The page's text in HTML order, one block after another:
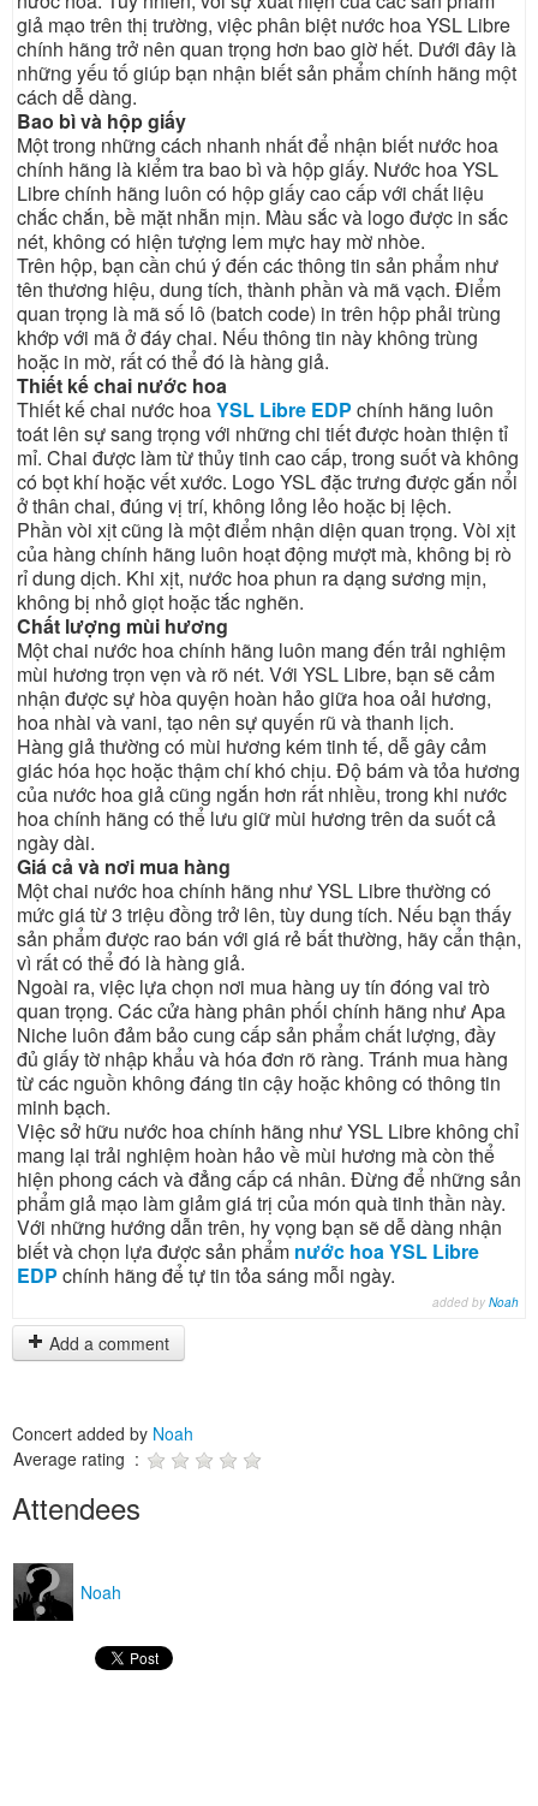
giả mạo trên thị trường, việc phân biệt nước hoa YSL Libre
chính hãng trở nên quan trọng hơn bao giờ hết. Dưới đây là
những yếu tố giúp bạn nhận biết sản phẩm chính hãng một
cách dễ dàng.
Bao bì và hộp giấy
Một trong những cách nhanh nhất để nhận biết nước hoa
chính hãng là kiểm tra bao bì và hộp giấy. Nước hoa YSL
Libre chính hãng luôn có hộp giấy cao cấp với chất liệu
chắc chắn, bề mặt nhẵn mịn. Màu sắc và logo được in sắc
nét, không có hiện tượng lem mực hay mờ nhòe.
Trên hộp, bạn cần chú ý đến các thông tin sản phẩm như
tên thương hiệu, dung tích, thành phần và mã vạch. Điểm
quan trọng là mã số lô (batch code) in trên hộp phải trùng
khớp với mã ở đáy chai. Nếu thông tin này không trùng
hoặc in mờ, rất có thể đó là hàng giả.
Thiết kế chai nước hoa
Thiết kế chai nước hoaYSL Libre EDP chính hãng luôn
toát lên sự sang trọng với những chi tiết được hoàn thiện tỉ
mỉ. Chai được làm từ thủy tinh cao cấp, trong suốt và không
có bọt khí hoặc vết xước. Logo YSL đặc trưng được gắn nổi
ở thân chai, đúng vị trí, không lỏng lẻo hoặc bị lệch.
Phần vòi xịt cũng là một điểm nhận diện quan trọng. Vòi xịt
của hàng chính hãng luôn hoạt động mượt mà, không bị rò
rỉ dung dịch. Khi xịt, nước hoa phun ra dạng sương mịn,
không bị nhỏ giọt hoặc tắc nghẽn.
Chất lượng mùi hương
Một chai nước hoa chính hãng luôn mang đến trải nghiệm
mùi hương trọn vẹn và rõ nét. Với YSL Libre, bạn sẽ cảm
nhận được sự hòa quyện hoàn hảo giữa hoa oải hương,
hoa nhài và vani, tạo nên sự quyến rũ và thanh lịch.
Hàng giả thường có mùi hương kém tinh tế, dễ gây cảm
giác hóa học hoặc thậm chí khó chịu. Độ bám và tỏa hương
của nước hoa giả cũng ngắn hơn rất nhiều, trong khi nước
hoa chính hãng có thể lưu giữ mùi hương trên da suốt cả
ngày dài.
Giá cả và nơi mua hàng
Một chai nước hoa chính hãng như YSL Libre thường có
mức giá từ 3 triệu đồng trở lên, tùy dung tích. Nếu bạn thấy
sản phẩm được rao bán với giá rẻ bất thường, hãy cẩn thận,
vì rất có thể đó là hàng giả.
Ngoài ra, việc lựa chọn nơi mua hàng uy tín đóng vai trò
quan trọng. Các cửa hàng phân phối chính hãng như Apa
Niche luôn đảm bảo cung cấp sản phẩm chất lượng, đầy
đủ giấy tờ nhập khẩu và hóa đơn rõ ràng. Tránh mua hàng
từ các nguồn không đáng tin cậy hoặc không có thông tin
minh bạch.
Việc sở hữu nước hoa chính hãng như YSL Libre không chỉ
mang lại trải nghiệm hoàn hảo về mùi hương mà còn thể
hiện phong cách và đẳng cấp cá nhân. Đừng để những sản
phẩm giả mạo làm giảm giá trị của món quà tinh thần này.
Với những hướng dẫn trên, hy vọng bạn sẽ dễ dàng nhận
biết và chọn lựa được sản phẩm nước hoa YSL Libre
EDP chính hãng để tự tin tỏa sáng mỗi ngày.
added by Noah
Add a comment
Concert added by Noah
Average rating :
Attendees
Noah